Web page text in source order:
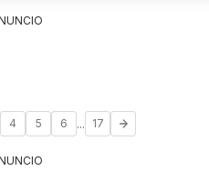
4 5 6 ... 17